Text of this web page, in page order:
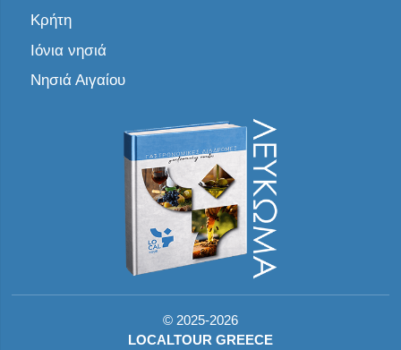
Κρήτη
Ιόνια νησιά
Νησιά Αιγαίου
© 2025-2026
LOCALTOUR GREECE